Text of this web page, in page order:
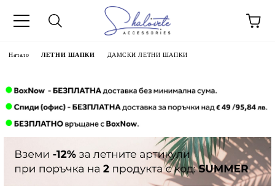
Начало ЛЕТНИ ШАПКИ ДАМСКИ ЛЕТНИ ШАПКИ